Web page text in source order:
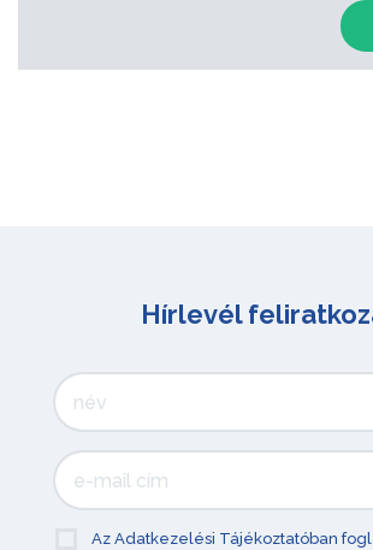
Hírlevél
Az Adatkezelési Tájékoztatóban